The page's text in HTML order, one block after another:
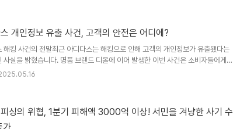
성이 있다는 합동조사단의 조사 결과를 반박했습니다. 자체 조사 결과, 단말기 식
유출은 없었다고 주장하면서도, 과거의 악성 코드에 대한 경각심을 일깨우고 있습
개인정보 유출 사건, 고객의 안전은 어디에?
해킹 사건의 전말최근 아디다스는 해킹으로 인해 고객의 개인정보가 유출됐다는
사실을 밝혔습니다. 명품 브랜드 디올에 이어 발생한 이번 사건은 소비자들에게
안기고 있습니다. 아디다스는 회원들에게 보낸 이메일을 통해, '최근 고객 관련
어떻게 대응할지 주목됩니다. 유출된 정보의 범위와 영향아디다스의 고객 개인정
고는 단순한 데이터 유출을 넘어 고객들의 삶에 직접적인 영향을 미칠 수 있습니
싱의 위협, 1분기 피해액 3000억 이상! 서민을 겨냥한 사기 수